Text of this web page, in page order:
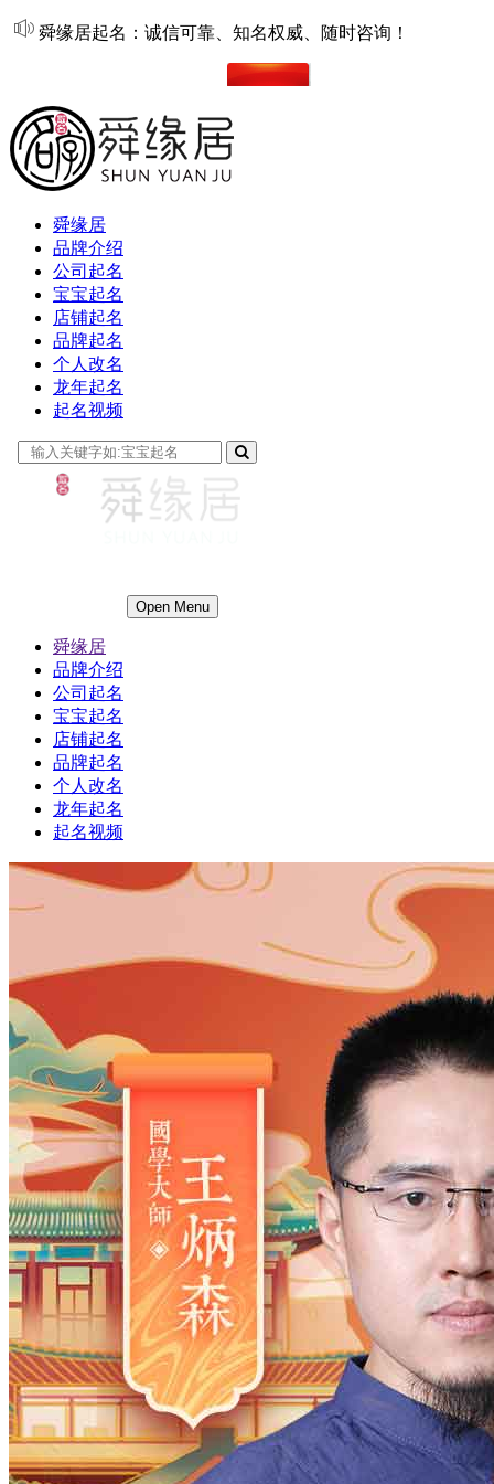
舜缘居起名：诚信可靠、知名权威、随时咨询！
舜缘居
品牌介绍
公司起名
宝宝起名
店铺起名
品牌起名
个人改名
龙年起名
起名视频
Open Menu
舜缘居
品牌介绍
公司起名
宝宝起名
店铺起名
品牌起名
个人改名
龙年起名
起名视频